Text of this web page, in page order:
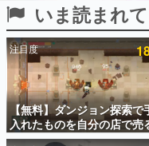
殿堂入り
SNS拡散数が
ど。多くの人
事をまとめま
ゲームの
名作ゲームク
聞きし、ヒッ
きます。
赫本
いま読まれ
注目度
【無料】ダンジョン探索で
入れたものを自分の店で売
ーム『Moonlighter』が